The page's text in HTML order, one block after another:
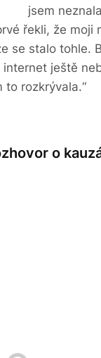
jsem
řekli, že moji
se stalo tohle.
ještě
to rozkrývala.“
o